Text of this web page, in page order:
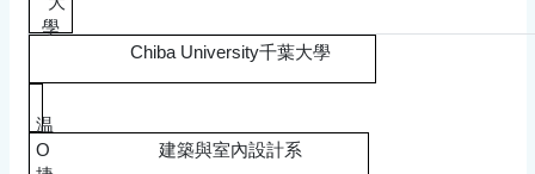
學
Chiba University千葉大學
温
O
建築與室內設計系